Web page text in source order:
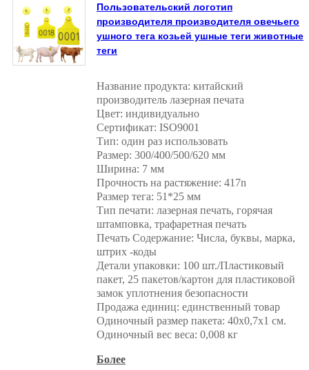
Пользовательский логотип
производителя производителя овечьего
ушного тега козьей ушные теги животные
теги
Название продукта: китайский
производитель лазерная печата
Цвет: индивидуально
Сертификат: ISO9001
Тип: один раз использовать
Размер: 300/400/500/620 мм
Ширина: 7 мм
Прочность на растяжение: 417n
Размер тега: 51*25 мм
Тип печати: лазерная печать, горячая
штамповка, трафаретная печать
Печать Содержание: Числа, буквы, марка,
штрих -коды
Детали упаковки: 100 шт./Пластиковый
пакет, 25 пакетов/картон для пластиковой
замок уплотнения безопасности
Продажа единиц: единственный товар
Одиночный размер пакета: 40x0,7x1 см.
Одиночный вес веса: 0,008 кг
Более